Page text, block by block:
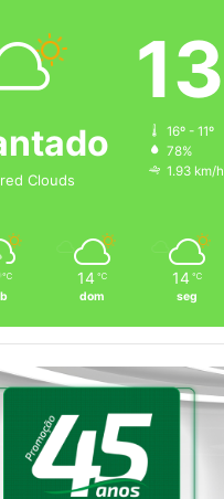
Clouds
13
16º - 11º
78%
1.93 km/h
℃ 14 ℃
dom
14 ℃
seg